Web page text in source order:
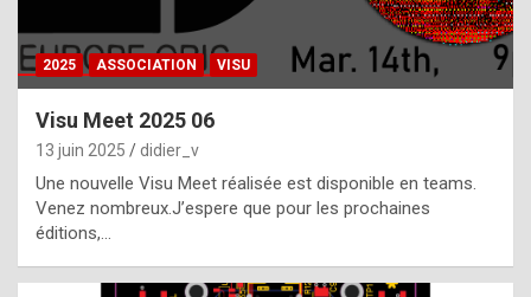
t
t
e
2025 ASSOCIATION VISU
Visu Meet 2025 06
13 juin 2025 didier_v
Une nouvelle Visu Meet réalisée est disponible en teams.
Venez nombreux.J’espere que pour les prochaines
éditions,…